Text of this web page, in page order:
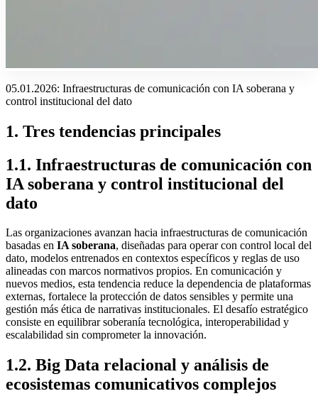
05.01.2026: Infraestructuras de comunicación con IA soberana y
control institucional del dato
1. Tres tendencias principales
1.1. Infraestructuras de comunicación con
IA soberana y control institucional del
dato
Las organizaciones avanzan hacia infraestructuras de comunicación
basadas en IA soberana, diseñadas para operar con control local del
dato, modelos entrenados en contextos específicos y reglas de uso
alineadas con marcos normativos propios. En comunicación y
nuevos medios, esta tendencia reduce la dependencia de plataformas
externas, fortalece la protección de datos sensibles y permite una
gestión más ética de narrativas institucionales. El desafío estratégico
consiste en equilibrar soberanía tecnológica, interoperabilidad y
escalabilidad sin comprometer la innovación.
1.2. Big Data relacional y análisis de
ecosistemas comunicativos complejos